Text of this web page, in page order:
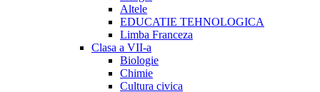
Altele
EDUCATIE TEHNOLOGICA
Limba Franceza
Clasa a VII-a
Biologie
Chimie
Cultura civica